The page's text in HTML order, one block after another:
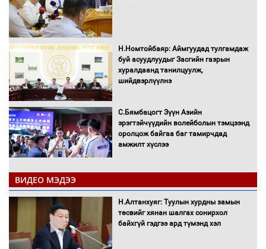
Н.Номтойбаяр: Аймгуудад тулгамдаж
буй асуудлуудыг Засгийн газрын
хуралдаанд танилцуулж,
шийдвэрлүүлнэ
С.Бямбацогт Зүүн Азийн
эрэгтэйчүүдийн волейболын тэмцээнд
оролцож байгаа баг тамирчдад
амжилт хүслээ
Автобензин, дизель түлшний онцгой
албан татварыг тэглэлээ
ВИДЕО МЭДЭЭ
Н.Алтанхуяг: Туулын хурдны замын
төсвийг хянан шалгах сонирхол
байхгүй гэдгээ ард түмэнд хэл